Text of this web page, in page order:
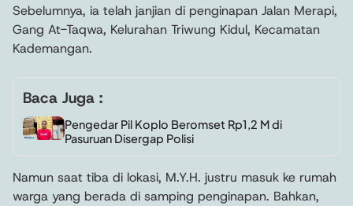
Sebelumnya, ia telah janjian di penginapan Jalan Merapi,
Gang At-Taqwa, Kelurahan Triwung Kidul, Kecamatan
Kademangan.
Baca Juga :
Pengedar Pil Koplo Beromset Rp1,2 M di
Pasuruan Disergap Polisi
Namun saat tiba di lokasi, M.Y.H. justru masuk ke rumah
warga yang berada di samping penginapan. Bahkan,